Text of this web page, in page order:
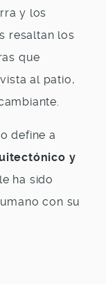
y los
resaltan los
que
al patio,
define a
y
ha sido
con su